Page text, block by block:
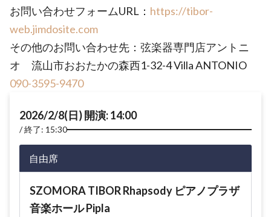
お問い合わせフォームURL： https://tibor-
web.jimdosite.com
その他のお問い合わせ先：弦楽器専門店アントニ
オ 流山市おおたかの森西1-32-4 Villa ANTONIO
090-3595-9470
2026/2/8(日) 開演: 14:00
終了: 15:30
自由席
SZOMORA TIBOR Rhapsody ピアノプラザ
音楽ホール Pipla